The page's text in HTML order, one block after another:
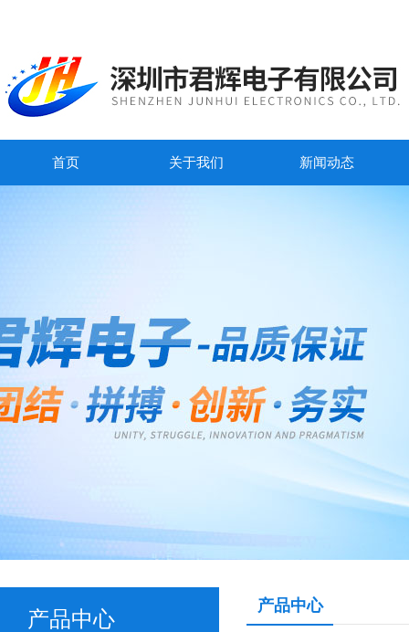
首页 关于我们 新闻动态
产品中心
产品中心